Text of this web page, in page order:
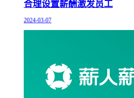
合理设置薪酬激发员工
2024-03-07